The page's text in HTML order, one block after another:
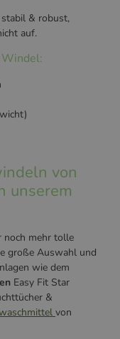
& robust,
auf.
von
unserem
noch mehr tolle
große Auswahl und
wie dem
Easy Fit Star
&
von